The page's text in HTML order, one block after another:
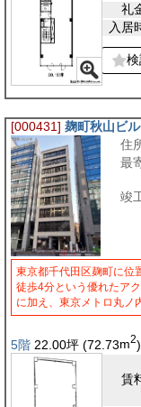
礼
入居
検
[000431] 麹町秋山ビ
住
最
竣
東京都千代田区麹町に位
徒歩4分という優れたア
に加え、東京メトロ丸ノ
5階 22.00坪 (72.73m2)
賃